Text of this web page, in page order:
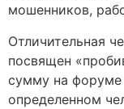
мошенников,
Отличительная
посвящен
сумму на
определенном